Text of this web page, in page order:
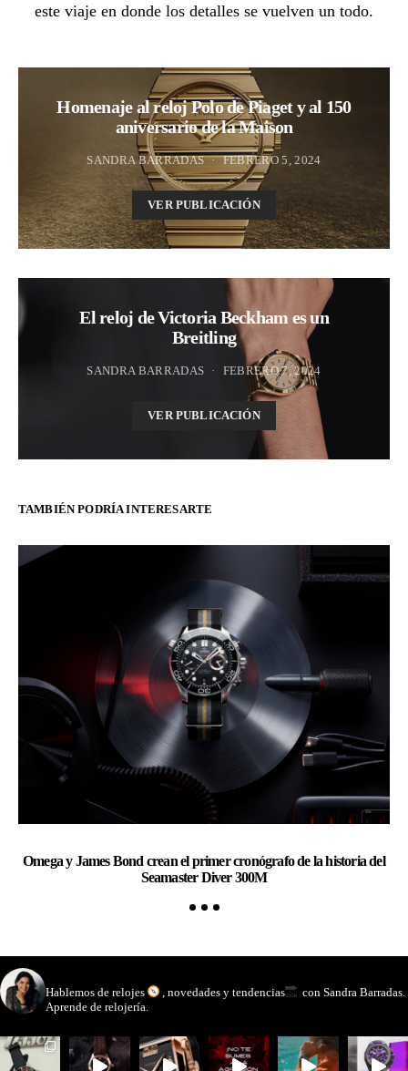
este viaje en donde los detalles se vuelven un todo.
Homenaje al reloj Polo de Piaget y al 150
aniversario de la Maison
SANDRA BARRADAS FEBRERO 5, 2024
VER PUBLICACIÓN
El reloj de Victoria Beckham es un
Breitling
SANDRA BARRADAS FEBRERO 7, 2024
VER PUBLICACIÓN
TAMBIÉN PODRÍA INTERESARTE
Omega y James Bond crean el primer cronógrafo de la historia del
Seamaster Diver 300M
Hablemos de relojes , novedades y tendencias
con Sandra Barradas.
Aprende de relojería.